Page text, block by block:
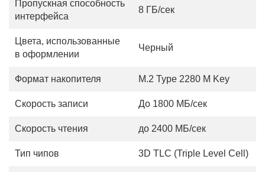
Пропускная способность
интерфейса
8 ГБ/сек
Цвета, использованные
в оформлении
Черный
Формат накопителя M.2 Type 2280 M Key
Скорость записи До 1800 МБ/сек
Скорость чтения до 2400 МБ/сек
Тип чипов 3D TLC (Triple Level Cell)